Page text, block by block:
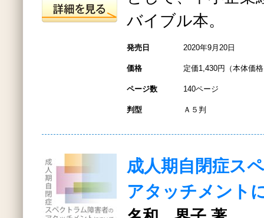
バイブル本。
発売日 2020年9月20日
価格 定価1,430円（本体価
ページ数 140ページ
判型 Ａ５判
成人期自閉症ス
アタッチメント